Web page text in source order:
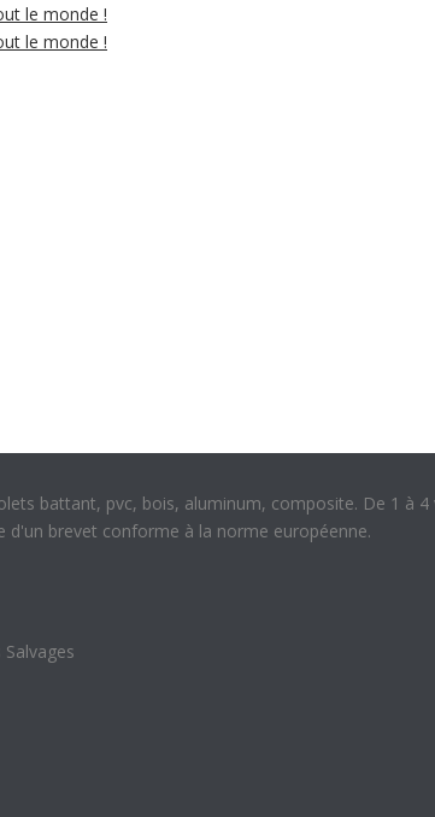
le monde !
le monde !
battant, pvc, bois, aluminum, composite. De 1 à 4
brevet conforme à la norme européenne.